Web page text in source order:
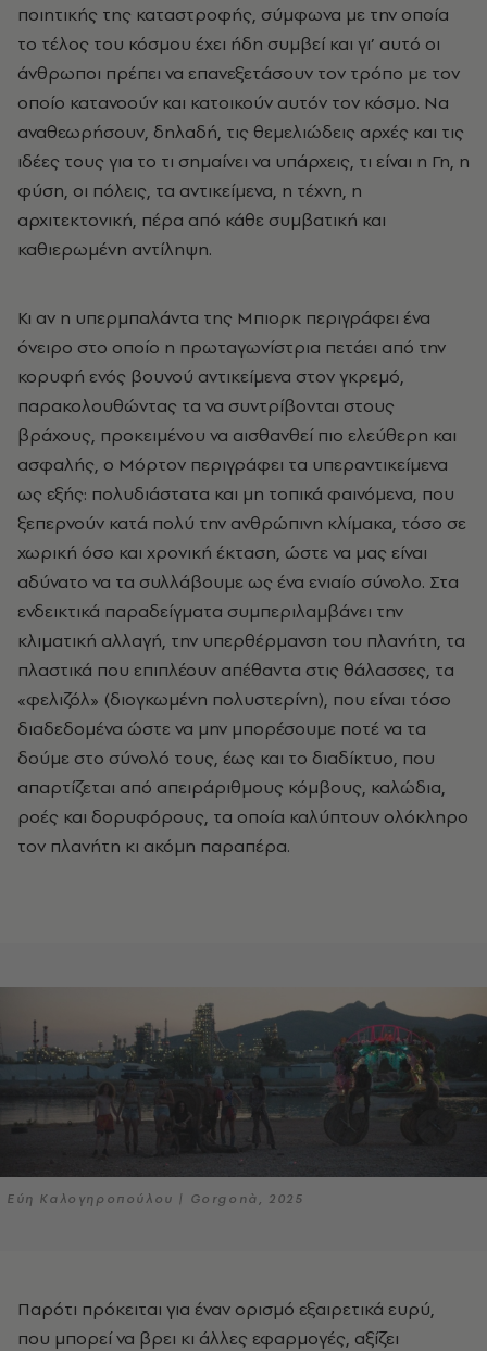
ποιητικής της καταστροφής, σύμφωνα με την οποία
το τέλος του κόσμου έχει ήδη συμβεί και γι’ αυτό οι
άνθρωποι πρέπει να επανεξετάσουν τον τρόπο με τον
οποίο κατανοούν και κατοικούν αυτόν τον κόσμο. Να
αναθεωρήσουν, δηλαδή, τις θεμελιώδεις αρχές και τις
ιδέες τους για το τι σημαίνει να υπάρχεις, τι είναι η Γη, η
φύση, οι πόλεις, τα αντικείμενα, η τέχνη, η
αρχιτεκτονική, πέρα από κάθε συμβατική και
καθιερωμένη αντίληψη.
Κι αν η υπερμπαλάντα της Μπιορκ περιγράφει ένα
όνειρο στο οποίο η πρωταγωνίστρια πετάει από την
κορυφή ενός βουνού αντικείμενα στον γκρεμό,
παρακολουθώντας τα να συντρίβονται στους
βράχους, προκειμένου να αισθανθεί πιο ελεύθερη και
ασφαλής, ο Μόρτον περιγράφει τα υπεραντικείμενα
ως εξής: πολυδιάστατα και μη τοπικά φαινόμενα, που
ξεπερνούν κατά πολύ την ανθρώπινη κλίμακα, τόσο σε
χωρική όσο και χρονική έκταση, ώστε να μας είναι
αδύνατο να τα συλλάβουμε ως ένα ενιαίο σύνολο. Στα
ενδεικτικά παραδείγματα συμπεριλαμβάνει την
κλιματική αλλαγή, την υπερθέρμανση του πλανήτη, τα
πλαστικά που επιπλέουν απέθαντα στις θάλασσες, τα
«φελιζόλ» (διογκωμένη πολυστερίνη), που είναι τόσο
διαδεδομένα ώστε να μην μπορέσουμε ποτέ να τα
δούμε στο σύνολό τους, έως και το διαδίκτυο, που
απαρτίζεται από απειράριθμους κόμβους, καλώδια,
ροές και δορυφόρους, τα οποία καλύπτουν ολόκληρο
τον πλανήτη κι ακόμη παραπέρα.
Εύη Καλογηροπούλου | Gorgonà, 2025
Παρότι πρόκειται για έναν ορισμό εξαιρετικά ευρύ,
που μπορεί να βρει κι άλλες εφαρμογές, αξίζει